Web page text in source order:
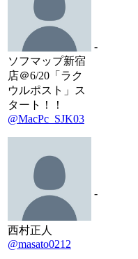
ソフマップ新宿
店＠6/20「ラク
ウルポスト」ス
タート！！
@MacPc_SJK03
-
西村正人
@masato0212
-